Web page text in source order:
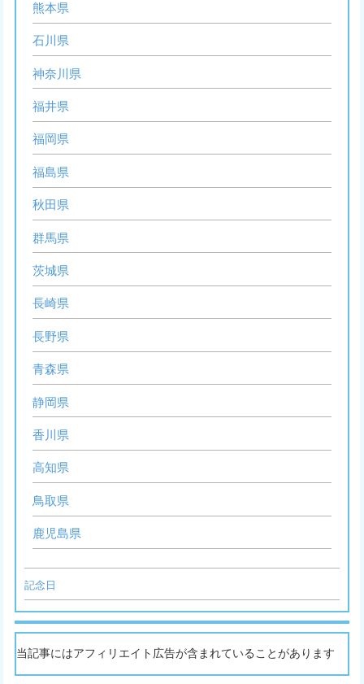
熊本県
石川県
神奈川県
福井県
福岡県
福島県
秋田県
群馬県
茨城県
長崎県
長野県
青森県
静岡県
香川県
高知県
鳥取県
鹿児島県
記念日
当記事にはアフィリエイト広告が含まれていることがあります